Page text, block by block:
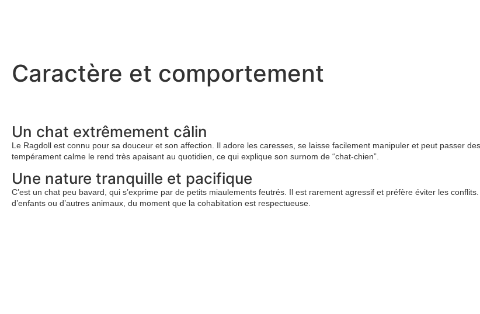
Caractère et comportement
Un chat extrêmement câlin
Le Ragdoll est connu pour sa douceur et son affection. Il adore les caresses, se laisse facilement manipuler et peut passer
tempérament calme le rend très apaisant au quotidien, ce qui explique son surnom de “chat-chien”.
Une nature tranquille et pacifique
C’est un chat peu bavard, qui s’exprime par de petits miaulements feutrés. Il est rarement agressif et préfère éviter les
d’enfants ou d’autres animaux, du moment que la cohabitation est respectueuse.